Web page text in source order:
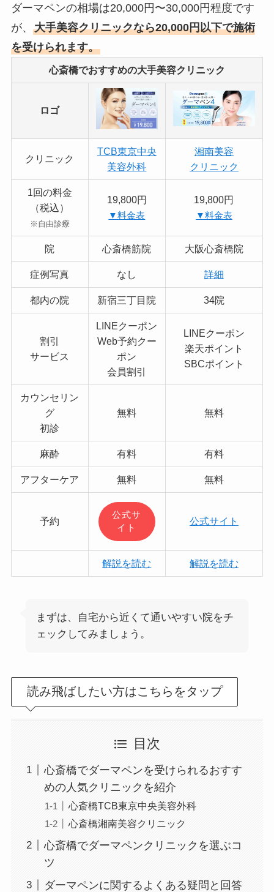
ダーマペンの相場は20,000円〜30,000円程度です
が、 大手美容クリニックなら20,000円以下で施術
を受けられます。
心斎橋でおすすめの大手美容クリニック
ロゴ
クリニック
TCB東京中央
美容外科
湘南美容
クリニック
1回の料金
（税込）
※自由診療
19,800円
▼料金表
19,800円
▼料金表
院 心斎橋筋院 大阪心斎橋院
症例写真 なし 詳細
都内の院 新宿三丁目院 34院
割引
サービス
LINEクーポン
Web予約クー
ポン
会員割引
LINEクーポン
楽天ポイント
SBCポイント
カウンセリン
グ
初診
無料 無料
麻酔 有料 有料
アフターケア 無料 無料
予約
公式サ
イト
公式サイト
解説を読む 解説を読む
まずは、自宅から近くて通いやすい院をチ
ェックしてみましょう。
読み飛ばしたい方はこちらをタップ
目次
心斎橋でダーマペンを受けられるおすす
めの人気クリニックを紹介
心斎橋TCB東京中央美容外科
心斎橋湘南美容クリニック
心斎橋でダーマペンクリニックを選ぶコ
ツ
ダーマペンに関するよくある疑問と回答